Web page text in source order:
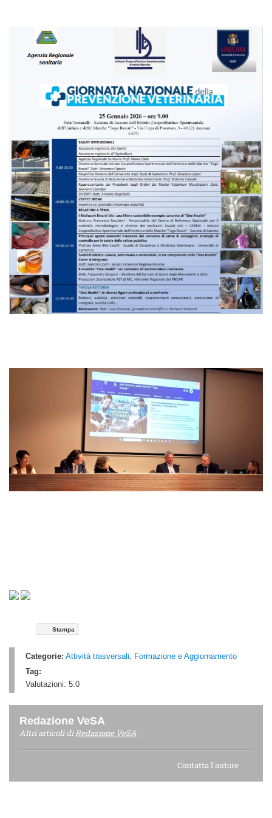
Stampa
Categorie: Attività trasversali
Formazione e Aggiornamento
Tag:
Valutazioni: 5.0
Redazione VeSA
Altri articoli diRedazione VeSA
Contatta l'autore